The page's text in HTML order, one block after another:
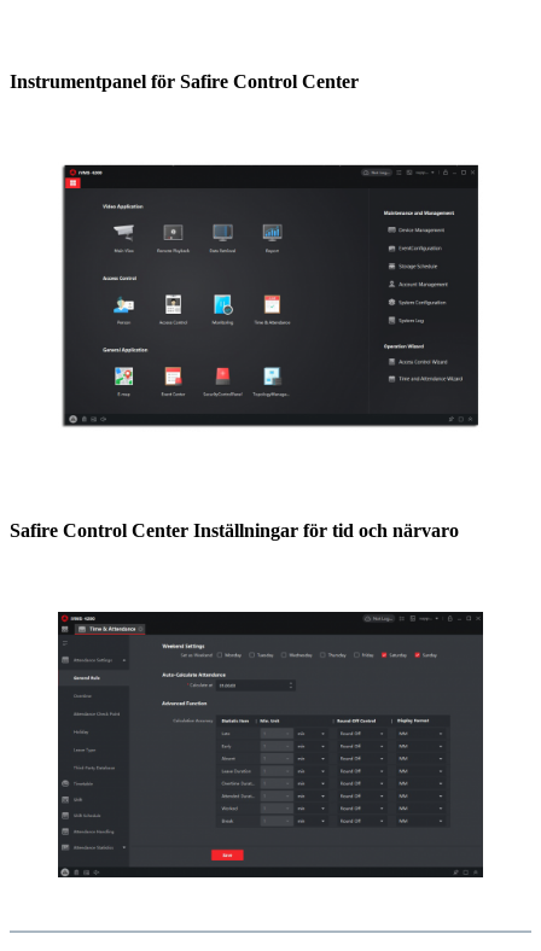
Instrumentpanel för Safire Control Center
Safire Control Center Inställningar för tid och närvaro